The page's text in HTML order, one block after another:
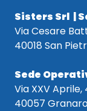
Sisters Srl |
Via Cesare
40018 San
Sede
Via XXV Aprile,
40057